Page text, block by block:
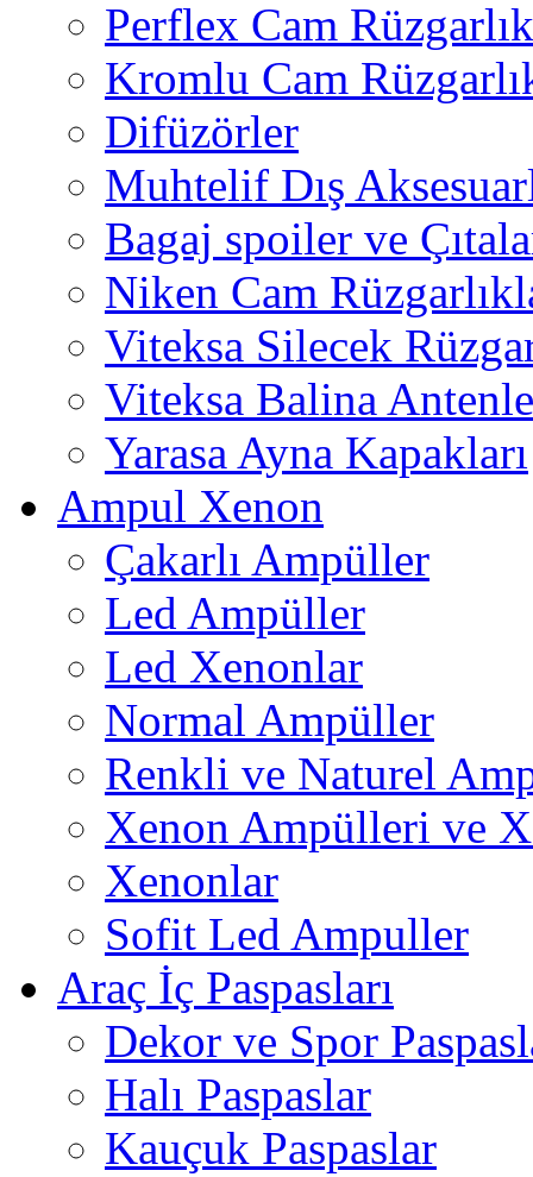
Perflex Cam
Kromlu Cam
Difüzörler
Muhtelif Dış
Bagaj spoiler ve
Niken Cam
Viteksa Silecek
Viteksa Balina
Yarasa Ayna Kapakları
Ampul Xenon
Çakarlı Ampüller
Led Ampüller
Led Xenonlar
Normal Ampüller
Renkli ve Naturel
Xenon Ampülleri ve
Xenonlar
Sofit Led Ampuller
Araç İç Paspasları
Dekor ve Spor
Halı Paspaslar
Kauçuk Paspaslar